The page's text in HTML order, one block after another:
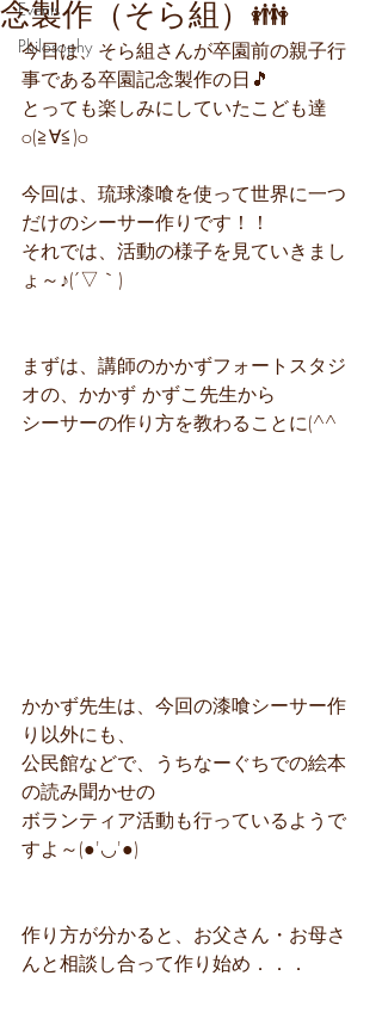
Events
Philosophy
念製作（そら組）👪
今日は、そら組さんが卒園前の親子行
事である卒園記念製作の日🎵
とっても楽しみにしていたこども達
o(≧∀≦)o
今回は、琉球漆喰を使って世界に一つ
だけのシーサー作りです！！
それでは、活動の様子を見ていきまし
ょ～♪(´▽｀)
まずは、講師のかかずフォートスタジ
オの、かかず かずこ先生から
シーサーの作り方を教わることに(^^ゞ
かかず先生は、今回の漆喰シーサー作
り以外にも、
公民館などで、うちなーぐちでの絵本
の読み聞かせの
ボランティア活動も行っているようで
すよ～(●'◡'●)
作り方が分かると、お父さん・お母さ
んと相談し合って作り始め．．．